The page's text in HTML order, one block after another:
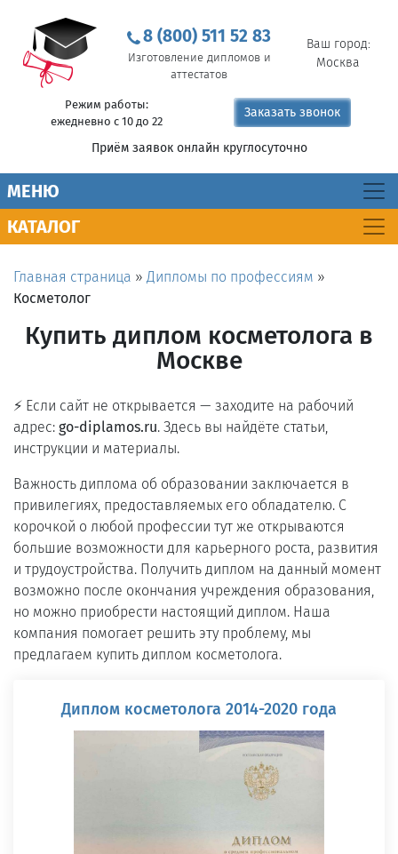
8 (800) 511 52 83
Изготовление дипломов и
аттестатов
Ваш город:
Москва
Режим работы:
ежедневно с 10 до 22
Заказать звонок
Приём заявок онлайн круглосуточно
MEНЮ
КАТАЛОГ
Главная страница » Дипломы по профессиям »
Косметолог
Купить диплом косметолога в
Москве
⚡ Если сайт не открывается — заходите на рабочий
адрес: go-diplamos.ru. Здесь вы найдёте статьи,
инструкции и материалы.
Важность диплома об образовании заключается в
привилегиях, предоставляемых его обладателю. С
корочкой о любой профессии тут же открываются
большие возможности для карьерного роста, развития
и трудоустройства. Получить диплом на данный момент
возможно после окончания учреждения образования,
но можно приобрести настоящий диплом. Наша
компания помогает решить эту проблему, мы
предлагаем купить диплом косметолога.
Диплом косметолога 2014-2020 года